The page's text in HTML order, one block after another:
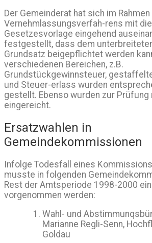
Der Gemeinderat hat sich im
Vernehmlassungsverfah-rens mit
Gesetzesvorlage eingehend
festgestellt, dass dem
Grundsatz beigepflichtet werden
verschiedenen Bereichen, z.B.
Grundstückgewinnsteuer,
und Steuer-erlass wurden
gestellt. Ebenso wurden zur Prüfung
eingereicht.
Ersatzwahlen in
Gemeindekommissionen
Infolge Todesfall eines
musste in folgenden
Rest der Amtsperiode 1998-2000
vorgenommen werden:
Wahl- und
Marianne Regli-Senn,
Goldau